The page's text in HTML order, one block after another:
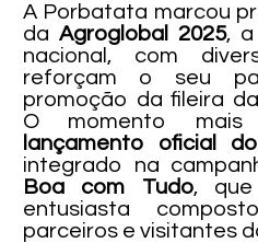
A Porbatata marcou
da Agroglobal 2025, a
nacional, com
reforçam o seu
promoção da fileira
O momento
lançamento oficial
integrado na
Boa com Tudo, que
entusiasta
parceiros e visitantes